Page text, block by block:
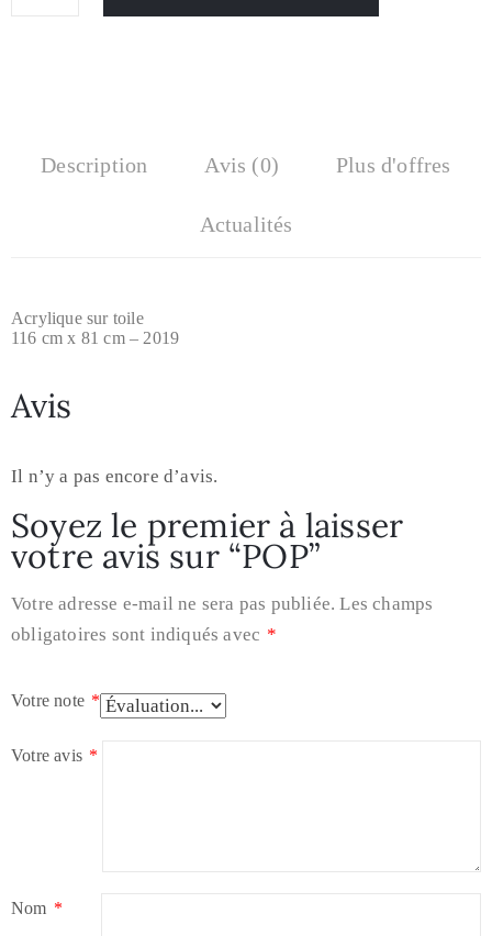
Description Avis (0) Plus d'offres
Actualités
Acrylique sur toile
116 cm x 81 cm – 2019
Avis
Il n’y a pas encore d’avis.
Soyez le premier à laisser
votre avis sur “POP”
Votre adresse e-mail ne sera pas publiée. Les champs
obligatoires sont indiqués avec *
Votre note *
Votre avis *
Nom *